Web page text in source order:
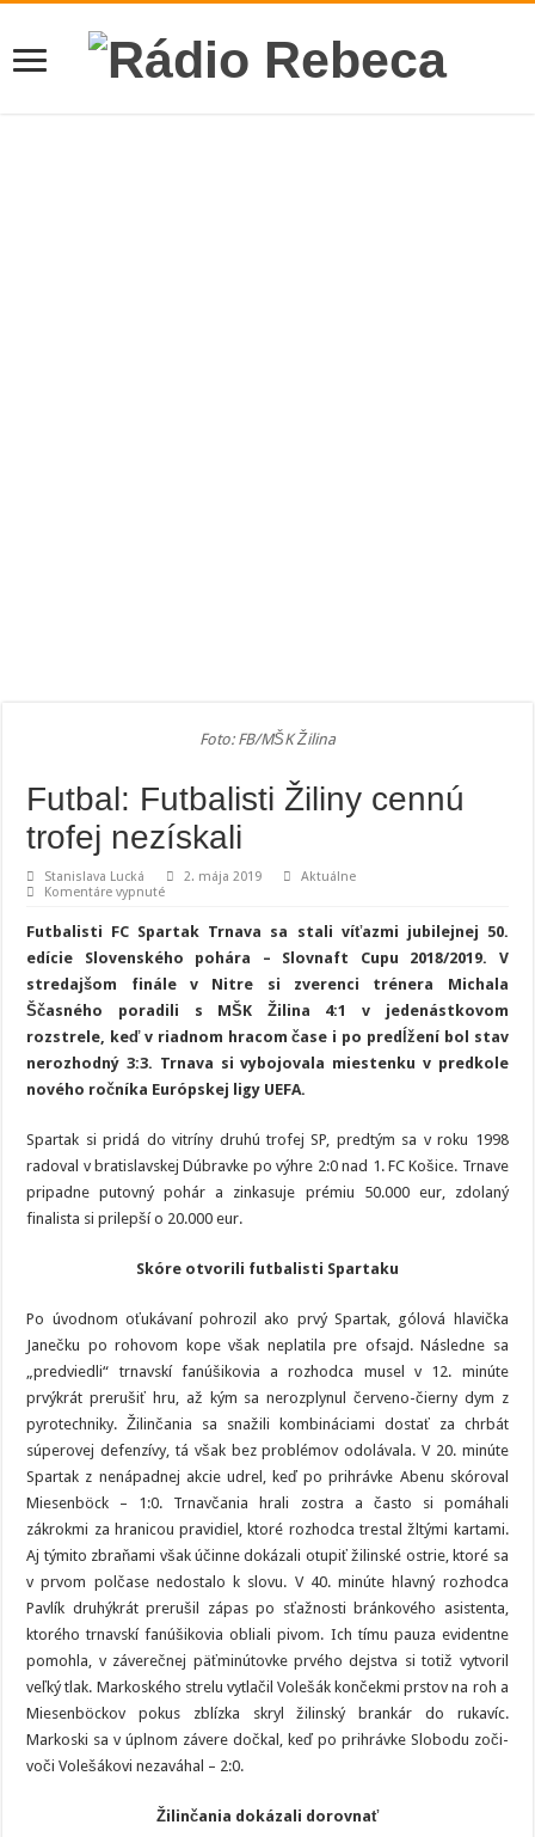
Foto: FB/MŠK Žilina
Futbal: Futbalisti Žiliny cennú
trofej nezískali
Stanislava Lucká 2. mája 2019
Aktuálne
Komentáre vypnuténa
Futbalisti
Žiliny
cennú
trofej
nezískali
Futbalisti FC Spartak Trnava sa stali víťazmi jubilejnej 50.
edície Slovenského pohára – Slovnaft Cupu 2018/2019. V
stredajšom finále v Nitre si zverenci trénera Michala
Ščasného poradili s MŠK Žilina 4:1 v jedenástkovom
rozstrele, keď v riadnom hracom čase i po predĺžení bol stav
nerozhodný 3:3. Trnava si vybojovala miestenku v predkole
nového ročníka Európskej ligy UEFA.
Spartak si pridá do vitríny druhú trofej SP, predtým sa v roku 1998
radoval v bratislavskej Dúbravke po výhre 2:0 nad 1. FC Košice. Trnave
pripadne putovný pohár a zinkasuje prémiu 50.000 eur, zdolaný
finalista si prilepší o 20.000 eur.
Skóre otvorili futbalisti Spartaku
Po úvodnom oťukávaní pohrozil ako prvý Spartak, gólová hlavička
Janečku po rohovom kope však neplatila pre ofsajd. Následne sa
„predviedli“ trnavskí fanúšikovia a rozhodca musel v 12. minúte
prvýkrát prerušiť hru, až kým sa nerozplynul červeno-čierny dym z
pyrotechniky. Žilinčania sa snažili kombináciami dostať za chrbát
súperovej defenzívy, tá však bez problémov odolávala. V 20. minúte
Spartak z nenápadnej akcie udrel, keď po prihrávke Abenu skóroval
Miesenböck – 1:0. Trnavčania hrali zostra a často si pomáhali
zákrokmi za hranicou pravidiel, ktoré rozhodca trestal žltými kartami.
Aj týmito zbraňami však účinne dokázali otupiť žilinské ostrie, ktoré sa
v prvom polčase nedostalo k slovu. V 40. minúte hlavný rozhodca
Pavlík druhýkrát prerušil zápas po sťažnosti bránkového asistenta,
ktorého trnavskí fanúšikovia obliali pivom. Ich tímu pauza evidentne
pomohla, v záverečnej päťminútovke prvého dejstva si totiž vytvoril
veľký tlak. Markoského strelu vytlačil Volešák končekmi prstov na roh a
Miesenböckov pokus zblízka skryl žilinský brankár do rukavíc.
Markoski sa v úplnom závere dočkal, keď po prihrávke Slobodu zoči-
voči Volešákovi nezaváhal – 2:0.
Žilinčania dokázali dorovnať